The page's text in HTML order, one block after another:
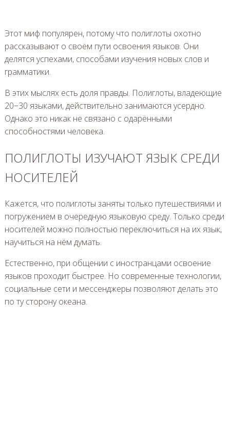
Этот миф популярен, потому что полиглоты охотно
рассказывают о своём пути освоения языков. Они
делятся успехами, способами изучения новых слов и
грамматики.
В этих мыслях есть доля правды. Полиглоты, владеющие
20−30 языками, действительно занимаются усердно.
Однако это никак не связано с одарёнными
способностями человека.
ПОЛИГЛОТЫ ИЗУЧАЮТ ЯЗЫК СРЕДИ
НОСИТЕЛЕЙ
Кажется, что полиглоты заняты только путешествиями и
погружением в очередную языковую среду. Только среди
носителей можно полностью переключиться на их язык,
научиться на нём думать.
Естественно, при общении с иностранцами освоение
языков проходит быстрее. Но современные технологии,
социальные сети и мессенджеры позволяют делать это
по ту сторону океана.